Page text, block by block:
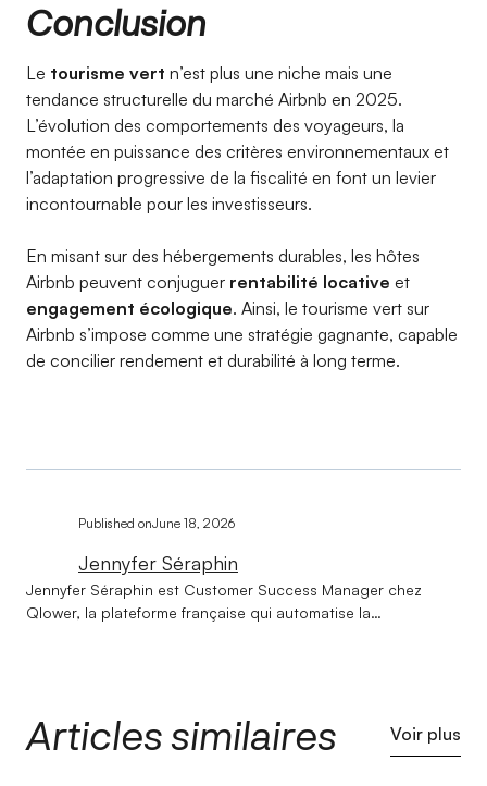
Conclusion
Le tourisme vert n’est plus une niche mais une
tendance structurelle du marché Airbnb en 2025.
L’évolution des comportements des voyageurs, la
montée en puissance des critères environnementaux et
l’adaptation progressive de la fiscalité en font un levier
incontournable pour les investisseurs.
En misant sur des hébergements durables, les hôtes
Airbnb peuvent conjuguer rentabilité locative et
engagement écologique. Ainsi, le tourisme vert sur
Airbnb s’impose comme une stratégie gagnante, capable
de concilier rendement et durabilité à long terme.
Published onJune 18, 2026
Jennyfer Séraphin
Jennyfer Séraphin est Customer Success Manager chez
Qlower, la plateforme française qui automatise la
Bachelor Responsable en Gestion et Négociation
Immobilière, elle rejoint Qlower en 2022 pour un Master en
Articles similaires Voir plus